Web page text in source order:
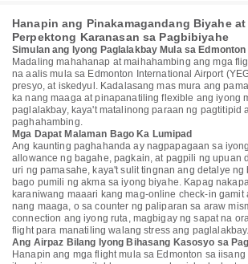
Hanapin ang Pinakamagandang Biyahe
Perpektong Karanasan sa Pagbibiyahe
Simulan ang Iyong Paglalakbay Mula sa Edmonton
Madaling mahahanap at maihahambing ang mga
na aalis mula sa Edmonton International Airport
presyo, at iskedyul. Kadalasang mas mura ang
ka nang maaga at pinapanatiling flexible ang iyong
paglalakbay, kaya't matalinong paraan ng pagtitipid
paghahambing.
Mga Dapat Malaman Bago Ka Lumipad
Ang kaunting paghahanda ay nagpapagaan sa
allowance ng bagahe, pagkain, at pagpili ng upuan
uri ng pamasahe, kaya't sulit tingnan ang detalye ng
bago pumili ng akma sa iyong biyahe. Kapag
karaniwang maaari kang mag-online check-in gamit
nang maaga, o sa counter ng paliparan sa araw
connection ang iyong ruta, magbigay ng sapat na
flight para manatiling walang stress ang paglalakbay.
Ang Airpaz Bilang Iyong Bihasang Kasosyo sa
Hanapin ang mga flight mula sa Edmonton sa